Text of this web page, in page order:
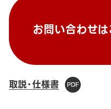
お問い合わせは
取説・仕様書